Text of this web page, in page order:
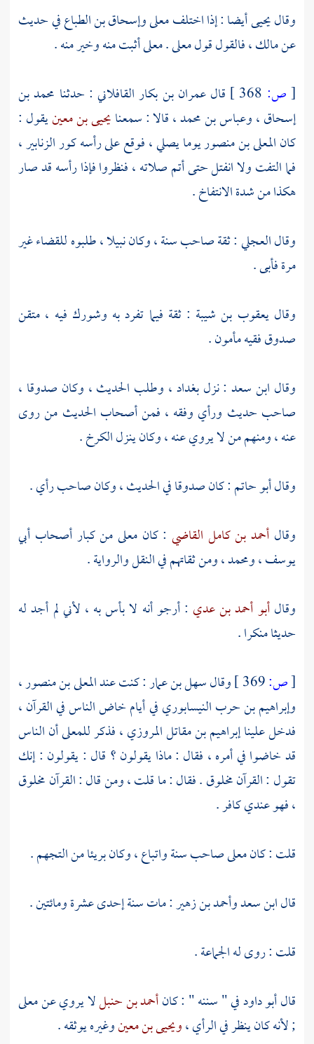
وقاليحيىأيضا : إذا اختلفمعلىوإسحاق بن الطباعفي حديث
عنمالك، فالقول قولمعلى.معلىأثبت منه وخير منه .
[ص: قالعمران بن بكار القافلاني : حدثنا محمد بن
إسحاق،وعباس بن محمد، قالا : سمعنايحيى بن معينيقول :
كانالمعلى بن منصوريوما يصلي ، فوقع على رأسه كور الزنابير ،
فما التفت ولا انفتل حتى أتم صلاته ، فنظروا فإذا رأسه قد صار
هكذا من شدة الانتفاخ .
وقالالعجلي: ثقة صاحب سنة ، وكان نبيلا ، طلبوه للقضاء غير
مرة فأبى .
وقاليعقوب بن شيبة : ثقة فيما تفرد به وشورك فيه ، متقن
صدوق فقيه مأمون .
وقال ابن سعد : نزلبغداد، وطلب الحديث ، وكان صدوقا ،
صاحب حديث ورأي وفقه ، فمن أصحاب الحديث من روى
عنه ، ومنهم من لا يروي عنه ، وكان ينزلالكرخ.
وقالأبو حاتم: كان صدوقا في الحديث ، وكان صاحب رأي .
وقال أحمد بن كامل القاضي : كان معلىمن كبار أصحاب أبي
يوسف،ومحمد، ومن ثقاتهم في النقل والرواية .
وقالأبو أحمد بن عدي : أرجو أنه لا بأس به ، لأني لم أجد له
حديثا منكرا .
[ص: وقالسهل بن عمار: كنت عندالمعلى بن منصور،
وإبراهيم بن حرب النيسابوريفي أيام خاض الناس في القرآن ،
فدخل عليناإبراهيم بن مقاتل المروزي، فذكرللمعلىأن الناس
قد خاضوا في أمره ، فقال : ماذا يقولون ؟ قال : يقولون : إنك
تقول : القرآن مخلوق . فقال : ما قلت ، ومن قال : القرآن مخلوق
، فهو عندي كافر .
قلت : كانمعلىصاحب سنة واتباع ، وكان بريئا من التجهم .
قالابن سعدوأحمد بن زهير: مات سنة إحدى عشرة ومائتين .
قلت : روى له الجماعة .
قالأبو داودفي " سننه " : كانأحمد بن حنبللا يروي عنمعلى
; لأنه كان ينظر في الرأي ،ويحيى بن معينوغيره يوثقه .